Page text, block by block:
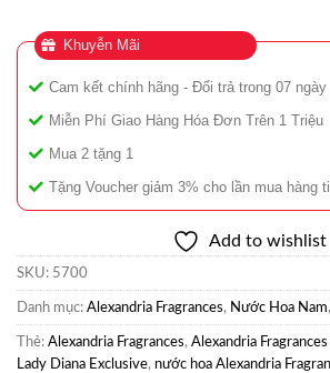
Khuyễn Mãi
Cam kết chính hãng - Đổi trả trong 07 ngày
Miễn Phí Giao Hàng Hóa Đơn Trên 1 Triệu
Mua 2 tặng 1
Tặng Voucher giảm 3% cho lần mua hàng
Add to wishlist
SKU: 5700
Danh mục: Alexandria Fragrances, Nước Hoa Nam,
Thẻ: Alexandria Fragrances, Alexandria
Lady Diana Exclusive, nước hoa Alexandria